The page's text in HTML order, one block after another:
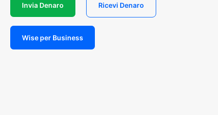
Invia Denaro Ricevi Denaro
Wise per Business